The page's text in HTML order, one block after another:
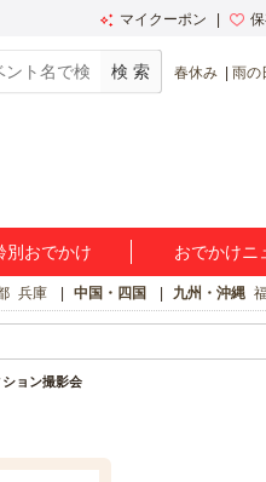
マイクーポン
春休み 雨の
別おでかけ おでかけニ
兵庫 中国・四国 九州・沖縄
ョン撮影会